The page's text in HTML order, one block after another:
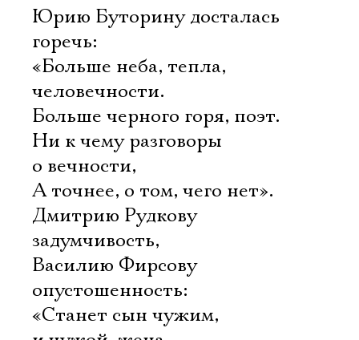
Юрию Буторину досталась
горечь:
«Больше неба, тепла,
человечности.
Больше черного горя, поэт.
Ни к чему разговоры
о вечности,
А точнее, о том, чего нет».
Дмитрию Рудкову 
задумчивость,
Василию Фирсову 
опустошенность:
«Станет сын чужим,